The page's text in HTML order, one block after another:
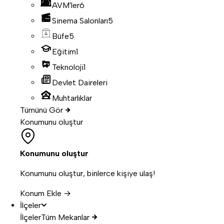
AVM'ler6
Sinema Salonları5
Büfe5
Eğitim1
Teknoloji1
Devlet Daireleri
Muhtarlıklar
Tümünü Gör
Konumunu oluştur
Konumunu oluştur
Konumunu oluştur, binlerce kişiye ulaş!
Konum Ekle →
İlçeler
İlçelerTüm Mekanlar